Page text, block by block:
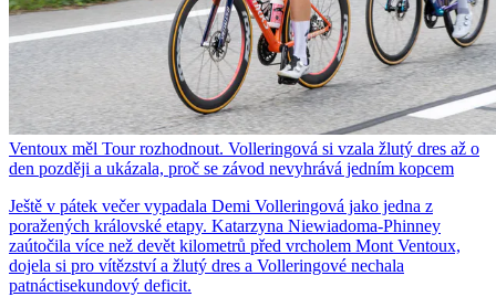
Ventoux měl Tour rozhodnout. Volleringová si vzala žlutý dres až o
den později a ukázala, proč se závod nevyhrává jedním kopcem
Ještě v pátek večer vypadala Demi Volleringová jako jedna z
poražených královské etapy. Katarzyna Niewiadoma-Phinney
zaútočila více než devět kilometrů před vrcholem Mont Ventoux,
dojela si pro vítězství a žlutý dres a Volleringové nechala
patnáctisekundový deficit.